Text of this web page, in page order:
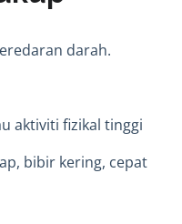
darah.
aktiviti fizikal tinggi
bibir kering, cepat